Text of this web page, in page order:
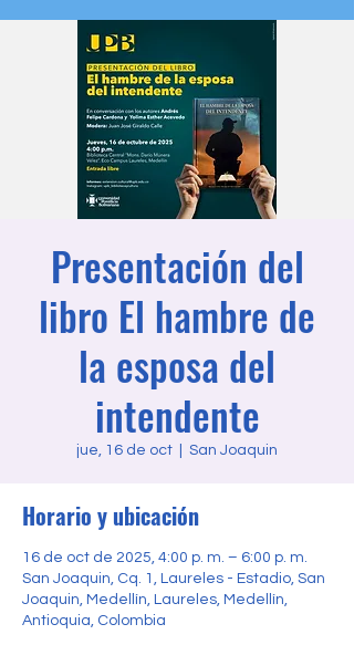
Presentación del
libro El hambre de
la esposa del
intendente
jue, 16 de oct San Joaquin
Horario y ubicación
16 de oct de 2025, 4:00 p. m. – 6:00 p. m.
San Joaquin, Cq. 1, Laureles - Estadio, San
Joaquin, Medellín, Laureles, Medellín,
Antioquia, Colombia